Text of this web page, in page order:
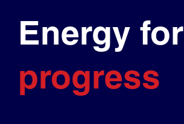
Energy for
progress